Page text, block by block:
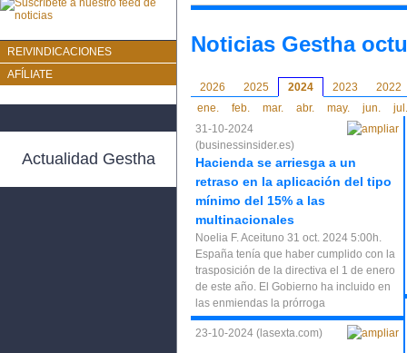
REIVINDICACIONES
AFÍLIATE
Actualidad Gestha
Noticias Gestha
2026 2025 2024 2023
2022
ene.
feb. mar. abr. may. jun.
jul.
31-10-2024
(businessinsider.es)
Hacienda se arriesga a un
retraso en la aplicación del tipo
mínimo del 15% a las
multinacionales
Noelia F. Aceituno 31 oct. 2024 5:00h.
España tenía que haber cumplido con la
trasposición de la directiva el 1 de enero
de este año. El Gobierno ha incluido en
las enmiendas la prórroga
23-10-2024 (lasexta.com)